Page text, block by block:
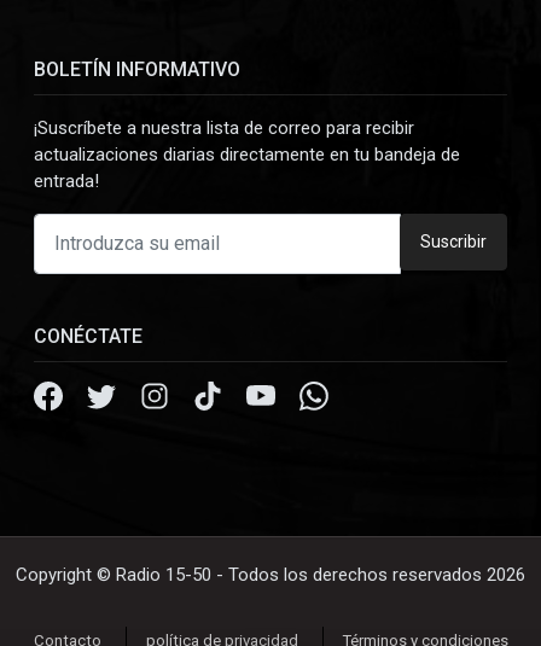
BOLETÍN INFORMATIVO
¡Suscríbete a nuestra lista de correo para recibir
actualizaciones diarias directamente en tu bandeja de
entrada!
Suscribir
CONÉCTATE
Copyright © Radio 15-50 - Todos los derechos reservados 2026
Contacto política de privacidad Términos y condiciones